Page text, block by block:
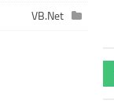
VB.Net